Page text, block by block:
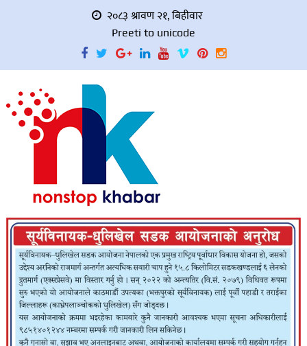
२०८३ श्रावण २१, बिहीवार
Preeti to unicode